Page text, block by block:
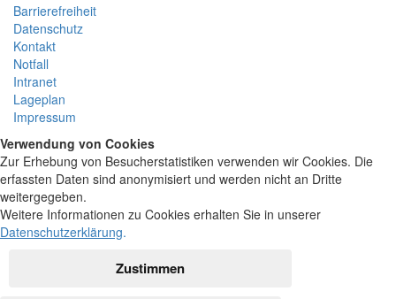
Barrierefreiheit
Datenschutz
Kontakt
Notfall
Intranet
Lageplan
Impressum
Verwendung von Cookies
Zur Erhebung von Besucherstatistiken verwenden wir Cookies. Die
erfassten Daten sind anonymisiert und werden nicht an Dritte
weitergegeben.
Weitere Informationen zu Cookies erhalten Sie in unserer
Datenschutzerklärung.
Zustimmen